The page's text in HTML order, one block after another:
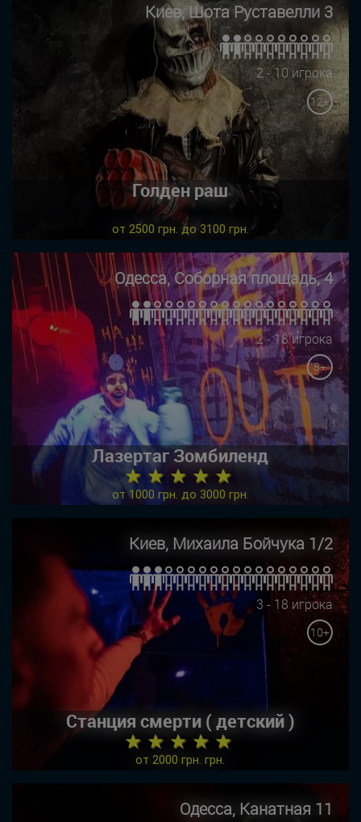
Киев, Шота Руставелли 3
2 - 10 игрока
12+
Голден раш
от 2500 грн. до 3100 грн.
Одесса, Соборная площадь, 4
2 - 18 игрока
8+
Лазертаг Зомбиленд
★ ★ ★ ★ ★
от 1000 грн. до 3000 грн.
Киев, Михаила Бойчука 1/2
3 - 18 игрока
10+
Станция смерти ( детский )
★ ★ ★ ★ ★
от 2000 грн. грн.
Одесса, Канатная 11